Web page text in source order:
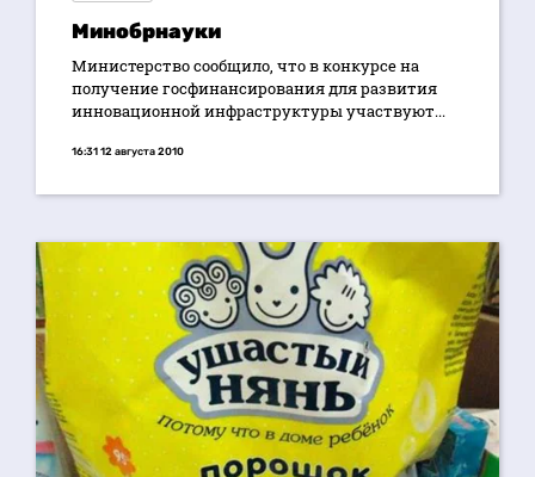
Минобрнауки
Министерство сообщило, что в конкурсе на
получение госфинансирования для развития
инновационной инфраструктуры участвуют...
16:31 12 августа 2010